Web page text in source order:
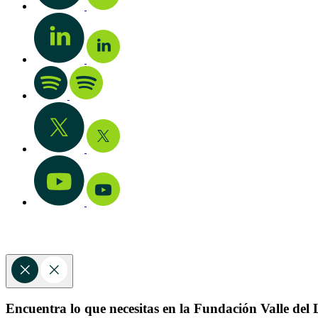
Encuentra lo que necesitas en la Fundación Valle del